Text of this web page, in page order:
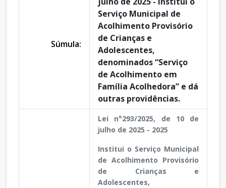
Súmula:
Serviço Municipal de
Acolhimento Provisório
de Crianças e
Adolescentes,
denominados “Serviço
de Acolhimento em
Família Acolhedora” e dá
outras providências.
Lei n°293/2025, de 10 de
julho de 2025 - 2025
Institui o Serviço Municipal
de Acolhimento Provisório
de Crianças e
Adolescentes,